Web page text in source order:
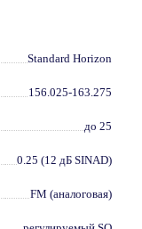
шумов -
расширит
уровень
быстро
во время
МГц;
Standard Horizon
156.025-163.275
до 25
0.25 (12 дБ SINAD)
FM (аналоговая)